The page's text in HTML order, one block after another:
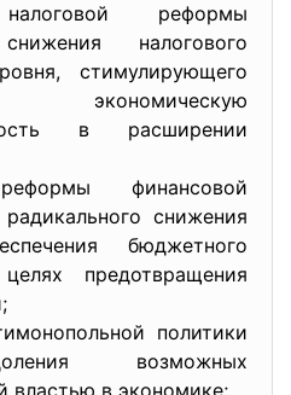
реформы
налогового
стимулирующего
в расширении
финансовой
снижения
бюджетного
предотвращения
политики
возможных
властью в экономике;